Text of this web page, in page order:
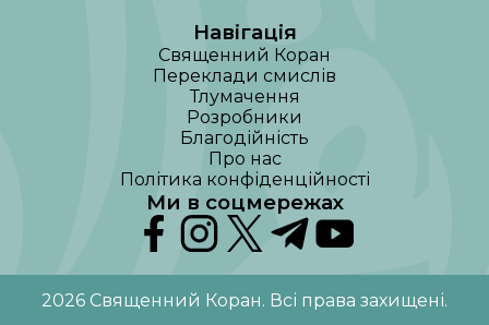
Навігація
Священний Коран
Переклади смислів
Тлумачення
Розробники
Благодійність
Про нас
Політика конфіденційності
Ми в соцмережах
2026 Священний Коран. Всі права захищені.